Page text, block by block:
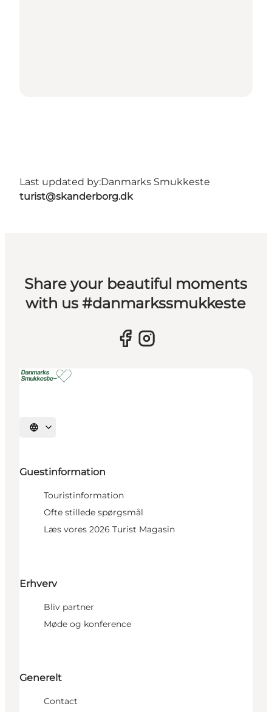
Last updated by:Danmarks Smukkeste
turist@skanderborg.dk
Share your beautiful moments
with us #danmarkssmukkeste
Select language
Guestinformation
Touristinformation
Ofte stillede spørgsmål
Læs vores 2026 Turist Magasin
Erhverv
Bliv partner
Møde og konference
Generelt
Contact